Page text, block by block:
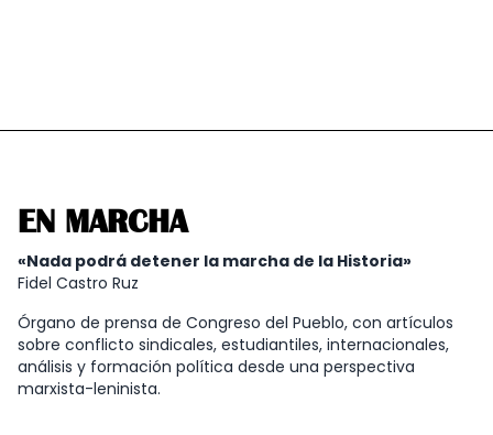
EN MARCHA
«Nada podrá detener la marcha de la Historia»
Fidel Castro Ruz
Órgano de prensa de Congreso del Pueblo, con artículos
sobre conflicto sindicales, estudiantiles, internacionales,
análisis y formación política desde una perspectiva
marxista-leninista.